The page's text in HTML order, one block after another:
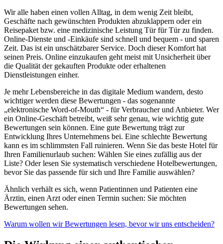
Wir alle haben einen vollen Alltag, in dem wenig Zeit bleibt,
Geschäfte nach gewünschten Produkten abzuklappern oder ein
Reisepaket bzw. eine medizinische Leistung Tür für Tür zu finden.
Online-Dienste und -Einkäufe sind schnell und bequem - und sparen
Zeit. Das ist ein unschätzbarer Service. Doch dieser Komfort hat
seinen Preis. Online einzukaufen geht meist mit Unsicherheit über
die Qualität der gekauften Produkte oder erhaltenen
Dienstleistungen einher.
Je mehr Lebensbereiche in das digitale Medium wandern, desto
wichtiger werden diese Bewertungen - das sogenannte
„elektronische Word-of-Mouth“ - für Verbraucher und Anbieter. Wer
ein Online-Geschäft betreibt, weiß sehr genau, wie wichtig gute
Bewertungen sein können. Eine gute Bewertung trägt zur
Entwicklung Ihres Unternehmens bei. Eine schlechte Bewertung
kann es im schlimmsten Fall ruinieren. Wenn Sie das beste Hotel für
Ihren Familienurlaub suchen: Wählen Sie eines zufällig aus der
Liste? Oder lesen Sie systematisch verschiedene Hotelbewertungen,
bevor Sie das passende für sich und Ihre Familie auswählen?
Ähnlich verhält es sich, wenn Patientinnen und Patienten eine
Ärztin, einen Arzt oder einen Termin suchen: Sie möchten
Bewertungen sehen.
Warum wollen wir Bewertungen lesen, bevor wir uns entscheiden?